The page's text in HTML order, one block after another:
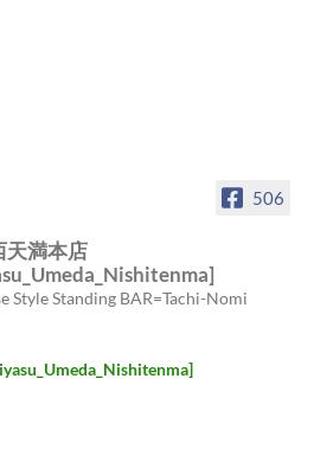
506
天満本店
Style Standing BAR=Tachi-Nomi